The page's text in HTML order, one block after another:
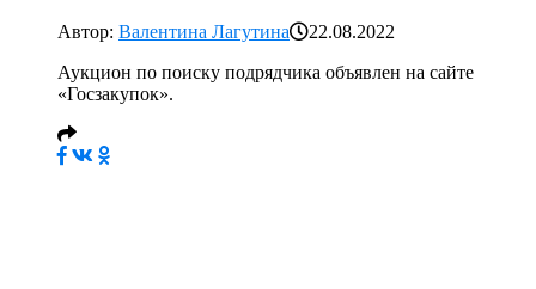
Автор: Валентина Лагутина
22.08.2022
Аукцион по поиску подрядчика объявлен на сайте
«Госзакупок».